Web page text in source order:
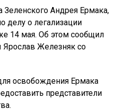
Зеленского Андрея Ермака,
делу о легализации
14 мая. Об этом сообщил
Ярослав Железняк со
освобождения Ермака
представители